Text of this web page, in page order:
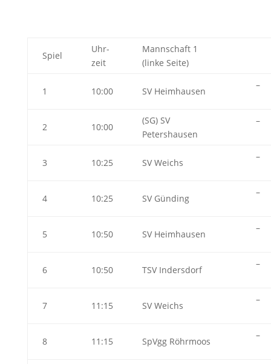
Spiel
Uhr-
zeit
Mannschaft 1
(linke Seite)
1 10:00 SV Heimhausen
–
2 10:00
(SG) SV
Petershausen
–
3 10:25 SV Weichs
–
4 10:25 SV Günding
–
5 10:50 SV Heimhausen
–
6 10:50 TSV Indersdorf
–
7 11:15 SV Weichs
–
8 11:15 SpVgg Röhrmoos
–